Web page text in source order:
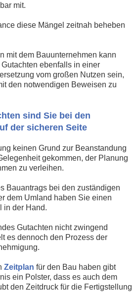
mit.
diese Mängel zeitnah beheben
mit dem Bauunternehmen kann
Gutachten ebenfalls in einer
vom großen Nutzen sein,
den notwendigen Beweisen zu
sind Sie bei den
der sicheren Seite
keinen Grund zur Beanstandung
gekommen, der Planung
zu verleihen.
Bauantrags bei den zuständigen
dem Umland haben Sie einen
in der Hand.
Gutachten nicht zwingend
es dennoch den Prozess der
Zeitplan für den Bau haben gibt
ein Polster, dass es auch dem
den Zeitdruck für die Fertigstellung